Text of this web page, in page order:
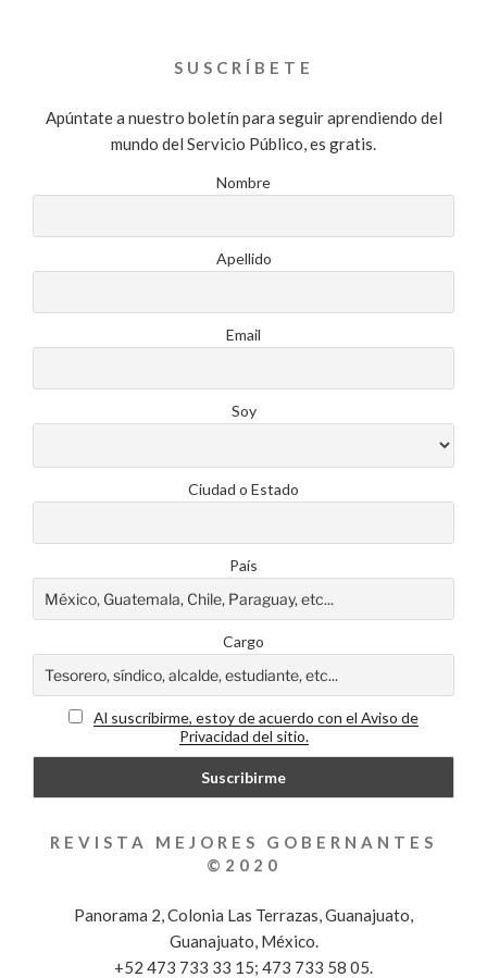
SUSCRÍBETE
Apúntate a nuestro boletín para seguir aprendiendo del
mundo del Servicio Público, es gratis.
Nombre
Apellido
Email
Soy
Ciudad o Estado
País
Cargo
Al suscribirme, estoy de acuerdo con el Aviso de
Privacidad del sitio.
REVISTA MEJORES GOBERNANTES
©2020
Panorama 2, Colonia Las Terrazas, Guanajuato,
Guanajuato, México.
+52 473 733 33 15; 473 733 58 05.